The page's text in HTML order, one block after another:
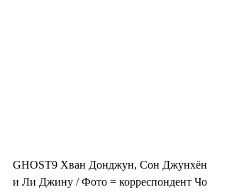
GHOST9 Хван Донджун, Сон Джунхён
и Ли Джину / Фото = корреспондент Чо